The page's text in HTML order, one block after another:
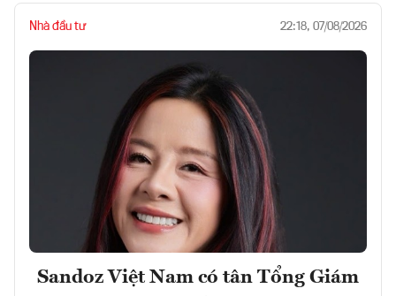
Nhà đầu tư 22:18, 07/08/2026
Sandoz Việt Nam có tân Tổng Giám